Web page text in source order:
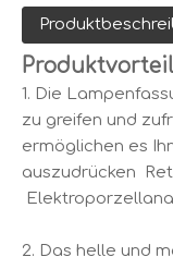
Produktvorteil
1. Die
zu greifen und
ermöglichen es
auszudrücken
2. Das helle und